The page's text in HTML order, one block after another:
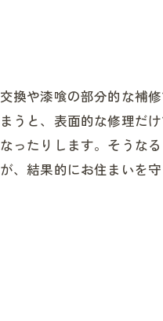
換や漆喰の部分的な補
うと、表面的な修理だ
ったりします。そうな
、結果的にお住まいを